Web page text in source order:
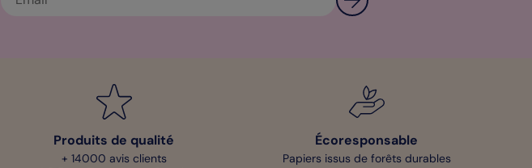
Produits de qualité
+ 14000 avis clients
Écoresponsable
Papiers issus de forêts durables